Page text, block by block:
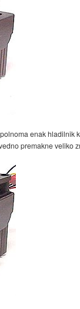
enak hladilnik
premakne veliko